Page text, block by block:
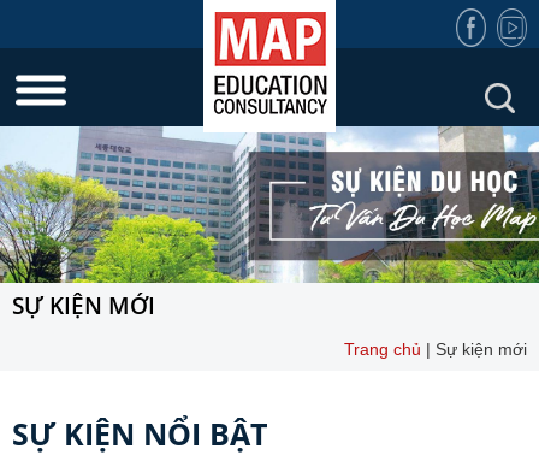
SỰ KIỆN MỚI
Trang chủ Sự kiện mới
SỰ KIỆN NỔI BẬT